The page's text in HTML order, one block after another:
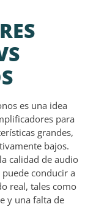
es una idea
para
grandes,
bajos.
calidad de audio
conducir a
real, tales como
y una falta de